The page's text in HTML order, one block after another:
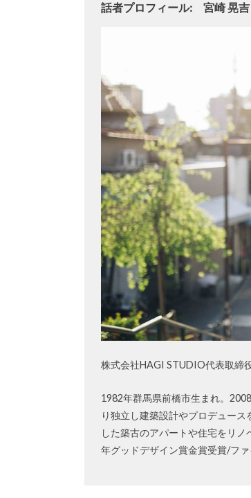
話者プロフィール: 宮崎 晃
株式会社HAGI STUDIO代表取締
1982年群馬県前橋市生まれ。
り独立し建築設計やプロデュー
した築古のアパートや住宅をリ
年グッドデザイン賞金賞受賞/ファ